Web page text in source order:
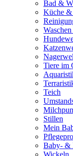
Bad &
Küche &
Tiere im
Teich
Stillen
Mein
Baby- &
Wickeln